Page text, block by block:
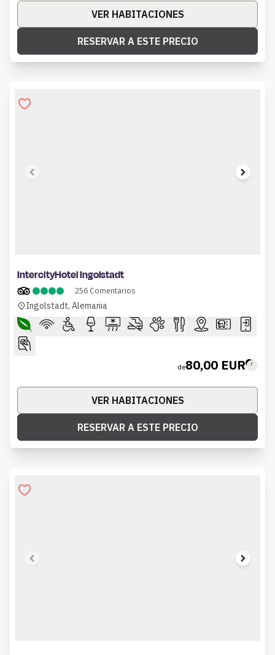
VER HABITACIONES
RESERVAR A ESTE PRECIO
IntercityHotel Ingolstadt
256 Comentarios
Ingolstadt, Alemania
de80,00 EUR
VER HABITACIONES
RESERVAR A ESTE PRECIO